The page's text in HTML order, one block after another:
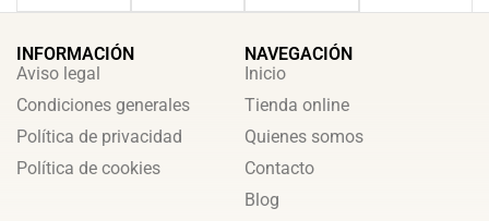
INFORMACIÓN
Aviso legal
Condiciones generales
Política de privacidad
Política de cookies
NAVEGACIÓN
Inicio
Tienda online
Quienes somos
Contacto
Blog